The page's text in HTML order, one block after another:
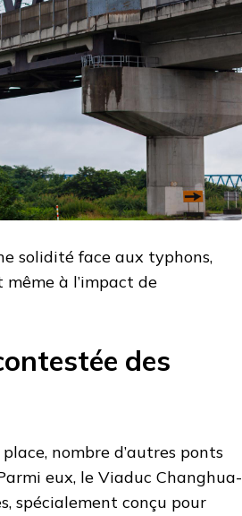
solidité face aux typhons,
à l’impact de
des
nombre d’autres ponts
eux, le Viaduc Changhua-
spécialement conçu pour